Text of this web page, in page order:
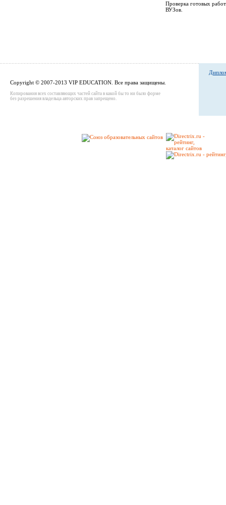
Проверка готовых
ВУЗов.
Copyright © 2007-2013 VIP EDUCATION. Все права защищены.
Копирования всех составляющих частей сайта в какой бы то ни было форме
без разрешения владельца авторских прав запрещено.